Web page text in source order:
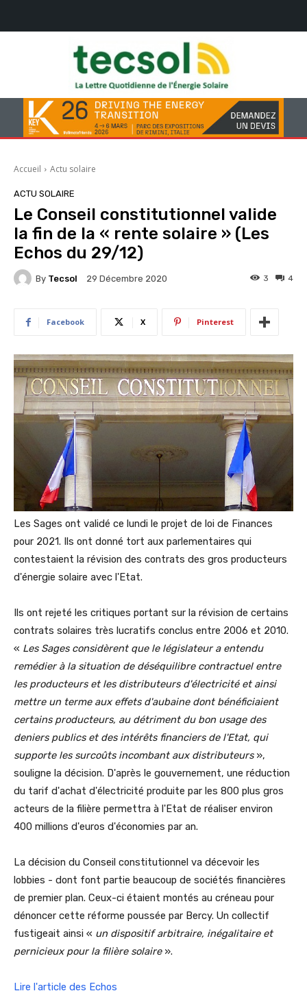
Accueil Actu solaire
ACTU SOLAIRE
Le Conseil constitutionnel valide
la fin de la « rente solaire » (Les
Echos du 29/12)
By Tecsol 29 Décembre 2020 4
3
Facebook X Pinterest
Les Sages ont validé ce lundi le projet de loi de Finances
pour 2021. Ils ont donné tort aux parlementaires qui
contestaient la révision des contrats des gros producteurs
d'énergie solaire avec l'Etat.
Ils ont rejeté les critiques portant sur la révision de certains
contrats solaires très lucratifs conclus entre 2006 et 2010.
« Les Sages considèrent que le législateur a entendu
remédier à la situation de déséquilibre contractuel entre
les producteurs et les distributeurs d'électricité et ainsi
mettre un terme aux effets d'aubaine dont bénéficiaient
certains producteurs, au détriment du bon usage des
deniers publics et des intérêts financiers de l'Etat, qui
supporte les surcoûts incombant aux distributeurs»,
souligne la décision. D'après le gouvernement, une réduction
du tarif d'achat d'électricité produite par les 800 plus gros
acteurs de la filière permettra à l'Etat de réaliser environ
400 millions d'euros d'économies par an.
La décision du Conseil constitutionnel va décevoir les
lobbies - dont font partie beaucoup de sociétés financières
de premier plan. Ceux-ci étaient montés au créneau pour
dénoncer cette réforme poussée par Bercy. Un collectif
fustigeait ainsi « un dispositif arbitraire, inégalitaire et
pernicieux pour la filière solaire».
Lire l'article des Echos